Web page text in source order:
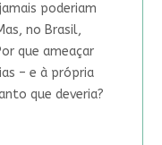
poderiam
no Brasil,
que ameaçar
– e à própria
que deveria?